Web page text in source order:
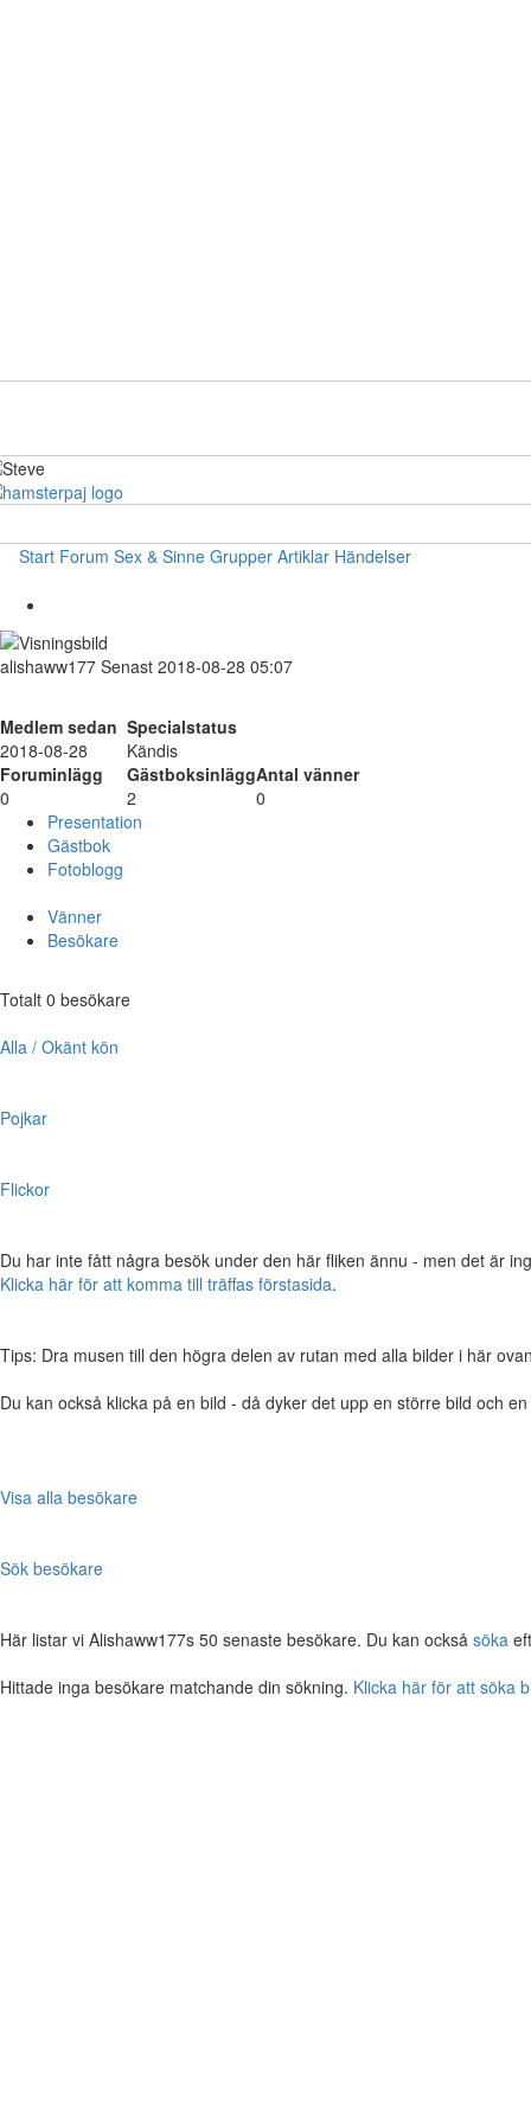
Start Forum Sex & Sinne Grupper Artiklar Händelser
alishaww177 Senast 2018-08-28 05:07
Medlem sedan Specialstatus
2018-08-28
Kändis
Foruminlägg
GästboksinläggAntal vänner
0
2
0
Presentation
Gästbok
Fotoblogg
Vänner
Besökare
Totalt 0 besökare
Alla / Okänt kön
Pojkar
Flickor
Du har inte fått några besök under den här fliken ännu - men det är
Klicka här för att komma till träffas förstasida.
Tips: Dra musen till den högra delen av rutan med alla bilder i här
Du kan också klicka på en bild - då dyker det upp en större bild och
Visa alla besökare
Sök besökare
Här listar vi Alishaww177s 50 senaste besökare. Du kan också söka
Hittade inga besökare matchande din sökning. Klicka här för att söka